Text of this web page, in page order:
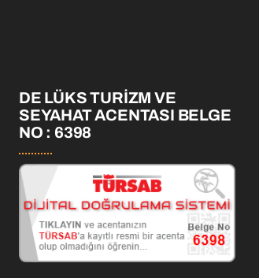
DE LÜKS TURİZM VE
SEYAHAT ACENTASI BELGE
NO : 6398